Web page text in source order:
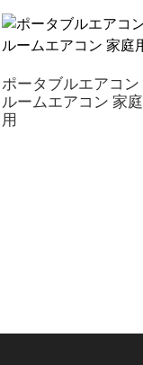
ポータブルエアコン
ルームエアコン 家庭
用